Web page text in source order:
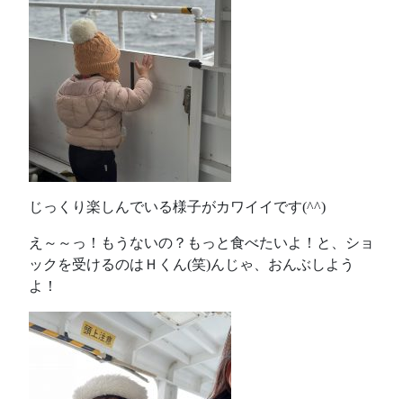
じっくり楽しんでいる様子がカワイイです(^^)
え～～っ！もうないの？もっと食べたいよ！と、ショ
ックを受けるのはＨくん(笑)んじゃ、おんぶしよう
よ！